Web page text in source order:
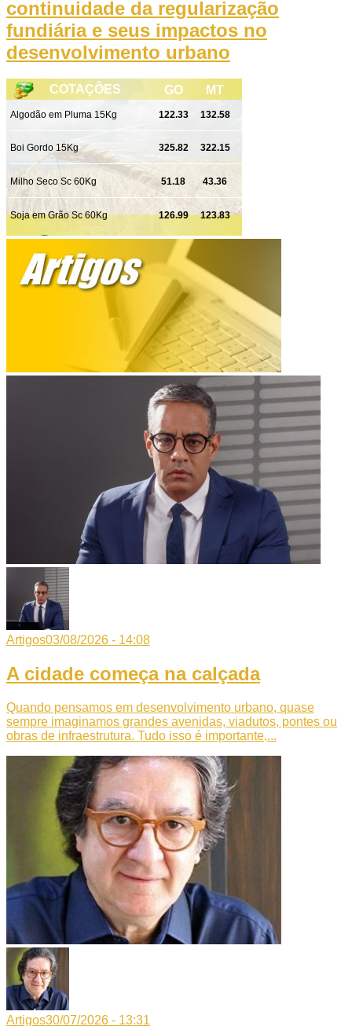
continuidade da regularização
fundiária e seus impactos no
desenvolvimento urbano
Artigos03/08/2026 - 14:08
A cidade começa na calçada
Quando pensamos em desenvolvimento urbano, quase
sempre imaginamos grandes avenidas, viadutos, pontes ou
obras de infraestrutura. Tudo isso é importante,...
Artigos30/07/2026 - 13:31